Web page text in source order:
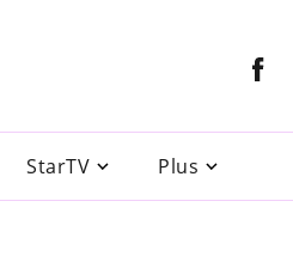
StarTV Plus